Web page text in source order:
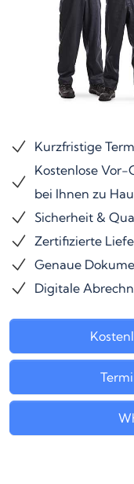
Kurzfristige
Kostenlose Vor-
bei Ihnen zu
Sicherheit &
Zertifizierte
Genaue
Digitale